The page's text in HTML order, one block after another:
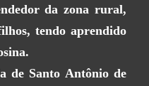
da zona rural,
tendo aprendido
de Santo Antônio de